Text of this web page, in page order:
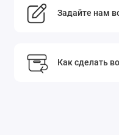
Задайте нам
Как сделать